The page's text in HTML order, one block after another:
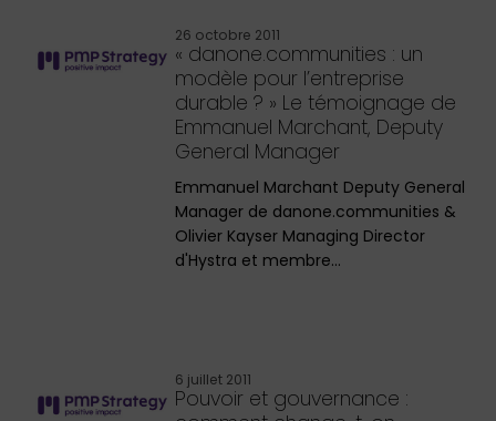
26 octobre 2011
« danone.communities : un
modèle pour l’entreprise
durable ? » Le témoignage de
Emmanuel Marchant, Deputy
General Manager
Emmanuel Marchant Deputy General
Manager de danone.communities &
Olivier Kayser Managing Director
d'Hystra et membre…
6 juillet 2011
Pouvoir et gouvernance :